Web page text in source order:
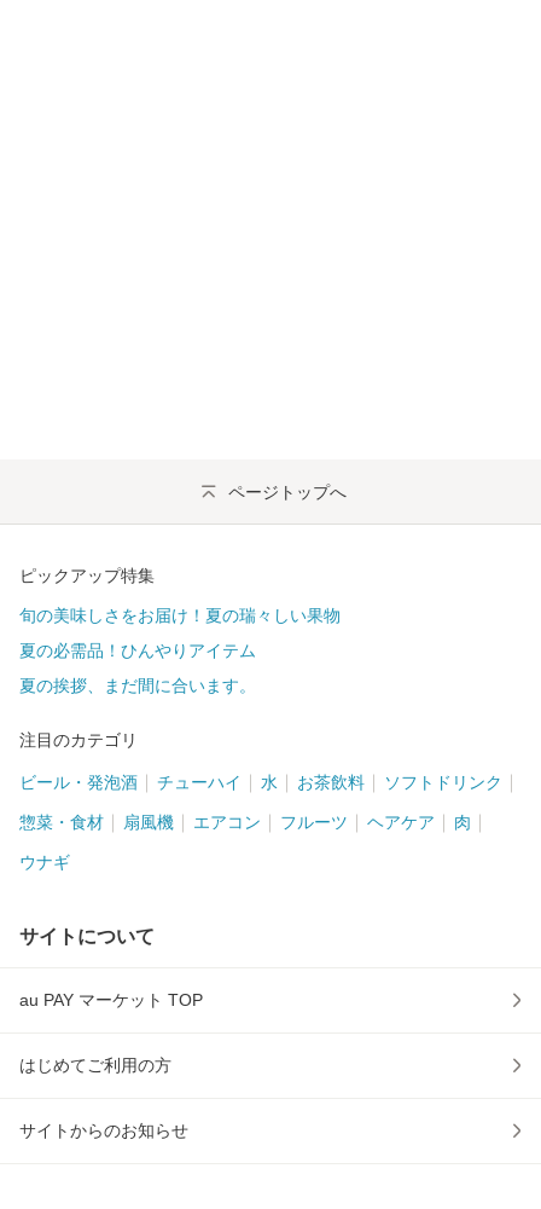
ページトップへ
ピックアップ特集
旬の美味しさをお届け！夏の瑞々しい果物
夏の必需品！ひんやりアイテム
夏の挨拶、まだ間に合います。
注目のカテゴリ
ビール・発泡酒 チューハイ 水 お茶飲料 ソフトドリンク
惣菜・食材 扇風機 エアコン フルーツ ヘアケア 肉
ウナギ
サイトについて
au PAY マーケット TOP
はじめてご利用の方
サイトからのお知らせ